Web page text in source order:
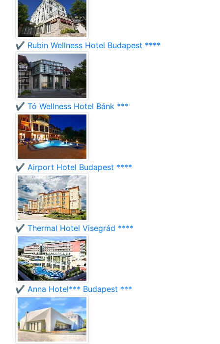
✔️ Rubin Wellness Hotel Budapest ****
✔️ Tó Wellness Hotel Bánk ***
✔️ Airport Hotel Budapest ****
✔️ Thermal Hotel Visegrád ****
✔️ Anna Hotel*** Budapest ***